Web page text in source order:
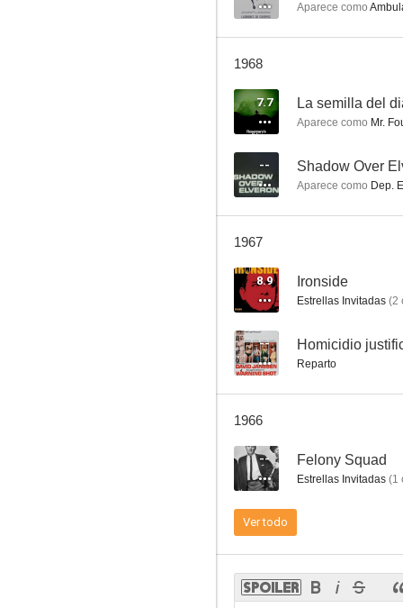
Perry Mason
7.1
El demonio de las armas
La jungla humana
Aparece como
1968
7.7 La semilla del
Aparece como Mr.
-- Shadow Over
Aparece como Dep.
1967
8.9 Ironside
Estrellas Invitadas (2
-- Homicidio
Reparto
1966
-- Felony Squad
Estrellas Invitadas (1
Ver todo